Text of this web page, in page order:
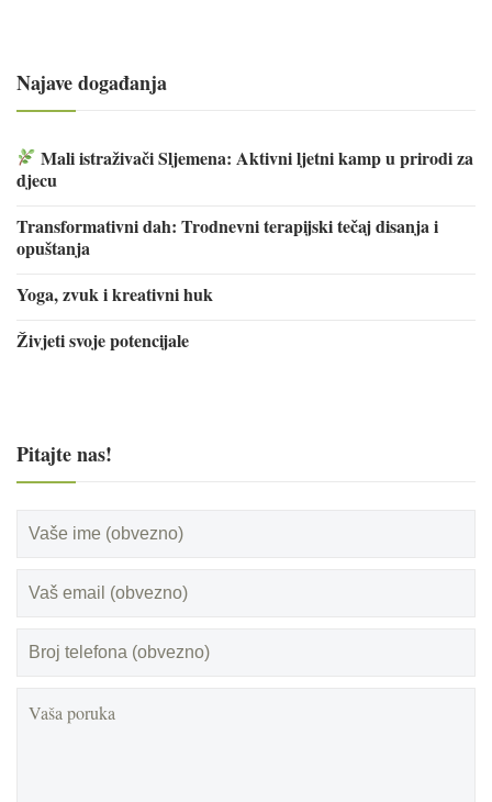
Najave događanja
Mali istraživači Sljemena: Aktivni ljetni kamp u prirodi za
djecu
Transformativni dah: Trodnevni terapijski tečaj disanja i
opuštanja
Yoga, zvuk i kreativni huk
Živjeti svoje potencijale
Pitajte nas!